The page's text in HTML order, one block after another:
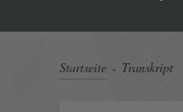
Startseite Transkript